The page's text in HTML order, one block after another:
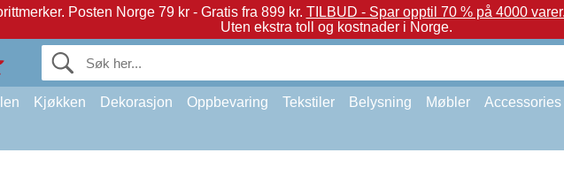
Posten Norge 79 kr - Gratis fra 899 kr. TILBUD - Spar opptil 70 % på 4000 varer.
Uten ekstra toll og kostnader i Norge.
Kjøkken Dekorasjon Oppbevaring Tekstiler Belysning Møbler Accessories